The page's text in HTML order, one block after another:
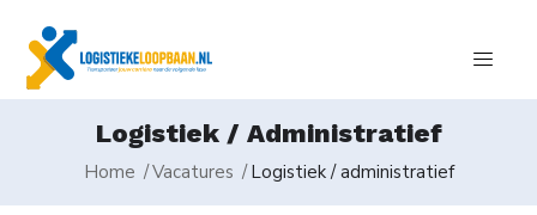
Logistiek / Administratief
Home Vacatures Logistiek / administratief